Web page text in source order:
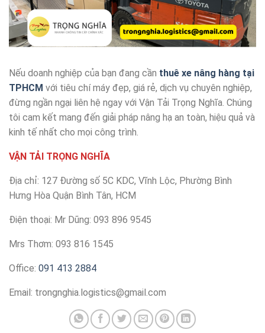
Nếu doanh nghiệp của bạn đang cần thuê xe nâng hàng tại
TPHCM với tiêu chí máy đẹp, giá rẻ, dịch vụ chuyên nghiệp,
đừng ngần ngại liên hệ ngay với Vận Tải Trọng Nghĩa. Chúng
tôi cam kết mang đến giải pháp nâng hạ an toàn, hiệu quả và
kinh tế nhất cho mọi công trình.
VẬN TẢI TRỌNG NGHĨA
Địa chỉ: 127 Đường số 5C KDC, Vĩnh Lộc, Phường Bình
Hưng Hòa Quận Bình Tân, HCM
Điện thoại: Mr Dũng: 093 896 9545
Mrs Thơm: 093 816 1545
Office: 091 413 2884
Email: trongnghia.logistics@gmail.com